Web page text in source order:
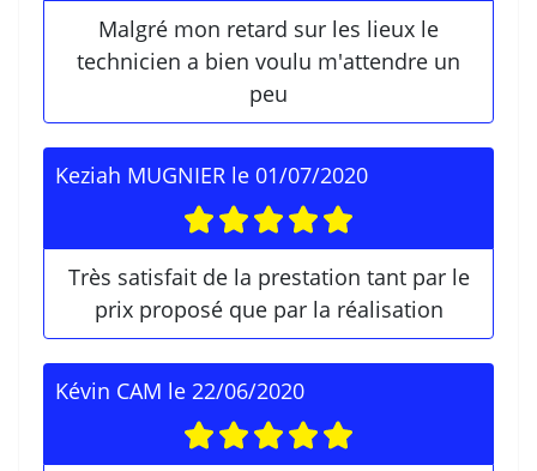
Malgré mon retard sur les lieux le
technicien a bien voulu m'attendre un
peu
Keziah MUGNIER le 01/07/2020
Très satisfait de la prestation tant par le
prix proposé que par la réalisation
Kévin CAM le 22/06/2020